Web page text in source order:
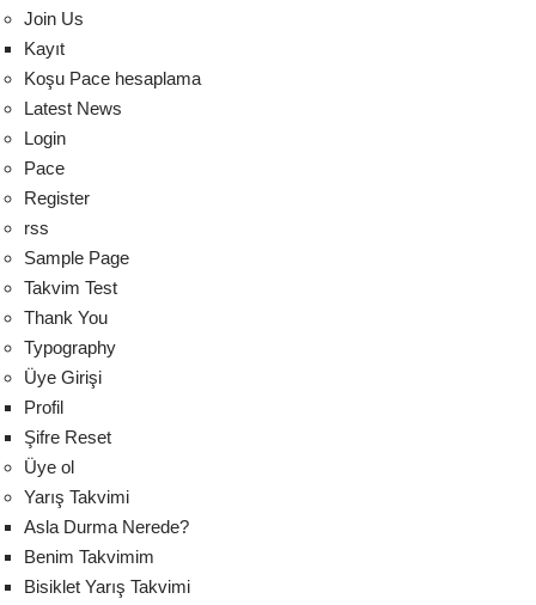
Join Us
Kayıt
Koşu Pace hesaplama
Latest News
Login
Pace
Register
rss
Sample Page
Takvim Test
Thank You
Typography
Üye Girişi
Profil
Şifre Reset
Üye ol
Yarış Takvimi
Asla Durma Nerede?
Benim Takvimim
Bisiklet Yarış Takvimi